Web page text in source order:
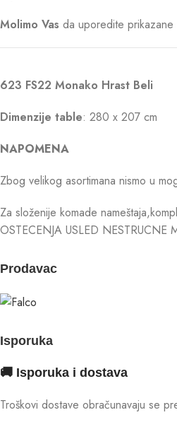
Molimo Vas da uporedite
623 FS22 Monako Hrast Beli
Dimenzije table: 280 x 207 cm
NAPOMENA
Zbog velikog asortimana nismo u
Za složenije komade
OSTECENJA USLED NESTRUCNE
Prodavac
Isporuka
🚚 Isporuka i dostava
Troškovi dostave obračunavaju se